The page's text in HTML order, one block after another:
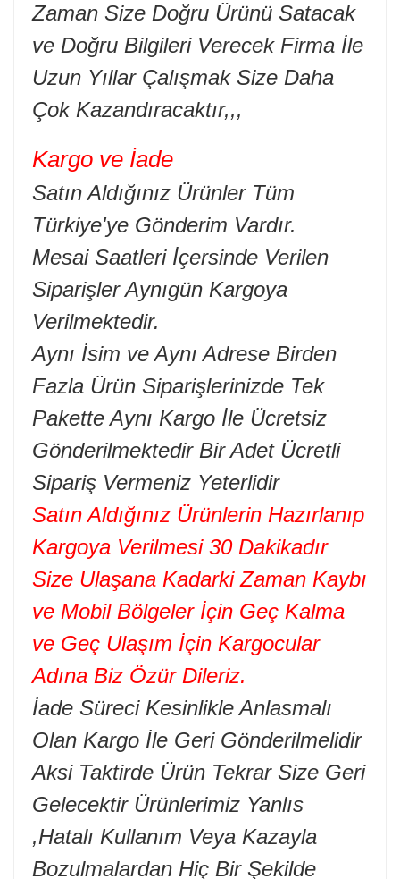
Zaman Size Doğru Ürünü Satacak
ve Doğru Bilgileri Verecek Firma İle
Uzun Yıllar Çalışmak Size Daha
Çok Kazandıracaktır,,,
Kargo ve İade
Satın Aldığınız Ürünler Tüm
Türkiye'ye Gönderim Vardır.
Mesai Saatleri İçersinde Verilen
Siparişler Aynıgün Kargoya
Verilmektedir.
Aynı İsim ve Aynı Adrese Birden
Fazla Ürün Siparişlerinizde Tek
Pakette Aynı Kargo İle Ücretsiz
Gönderilmektedir Bir Adet Ücretli
Sipariş Vermeniz Yeterlidir
Satın Aldığınız Ürünlerin Hazırlanıp
Kargoya Verilmesi 30 Dakikadır
Size Ulaşana Kadarki Zaman Kaybı
ve Mobil Bölgeler İçin Geç Kalma
ve Geç Ulaşım İçin Kargocular
Adına Biz Özür Dileriz.
İade Süreci Kesinlikle Anlasmalı
Olan Kargo İle Geri Gönderilmelidir
Aksi Taktirde Ürün Tekrar Size Geri
Gelecektir Ürünlerimiz Yanlıs
,Hatalı Kullanım Veya Kazayla
Bozulmalardan Hiç Bir Şekilde